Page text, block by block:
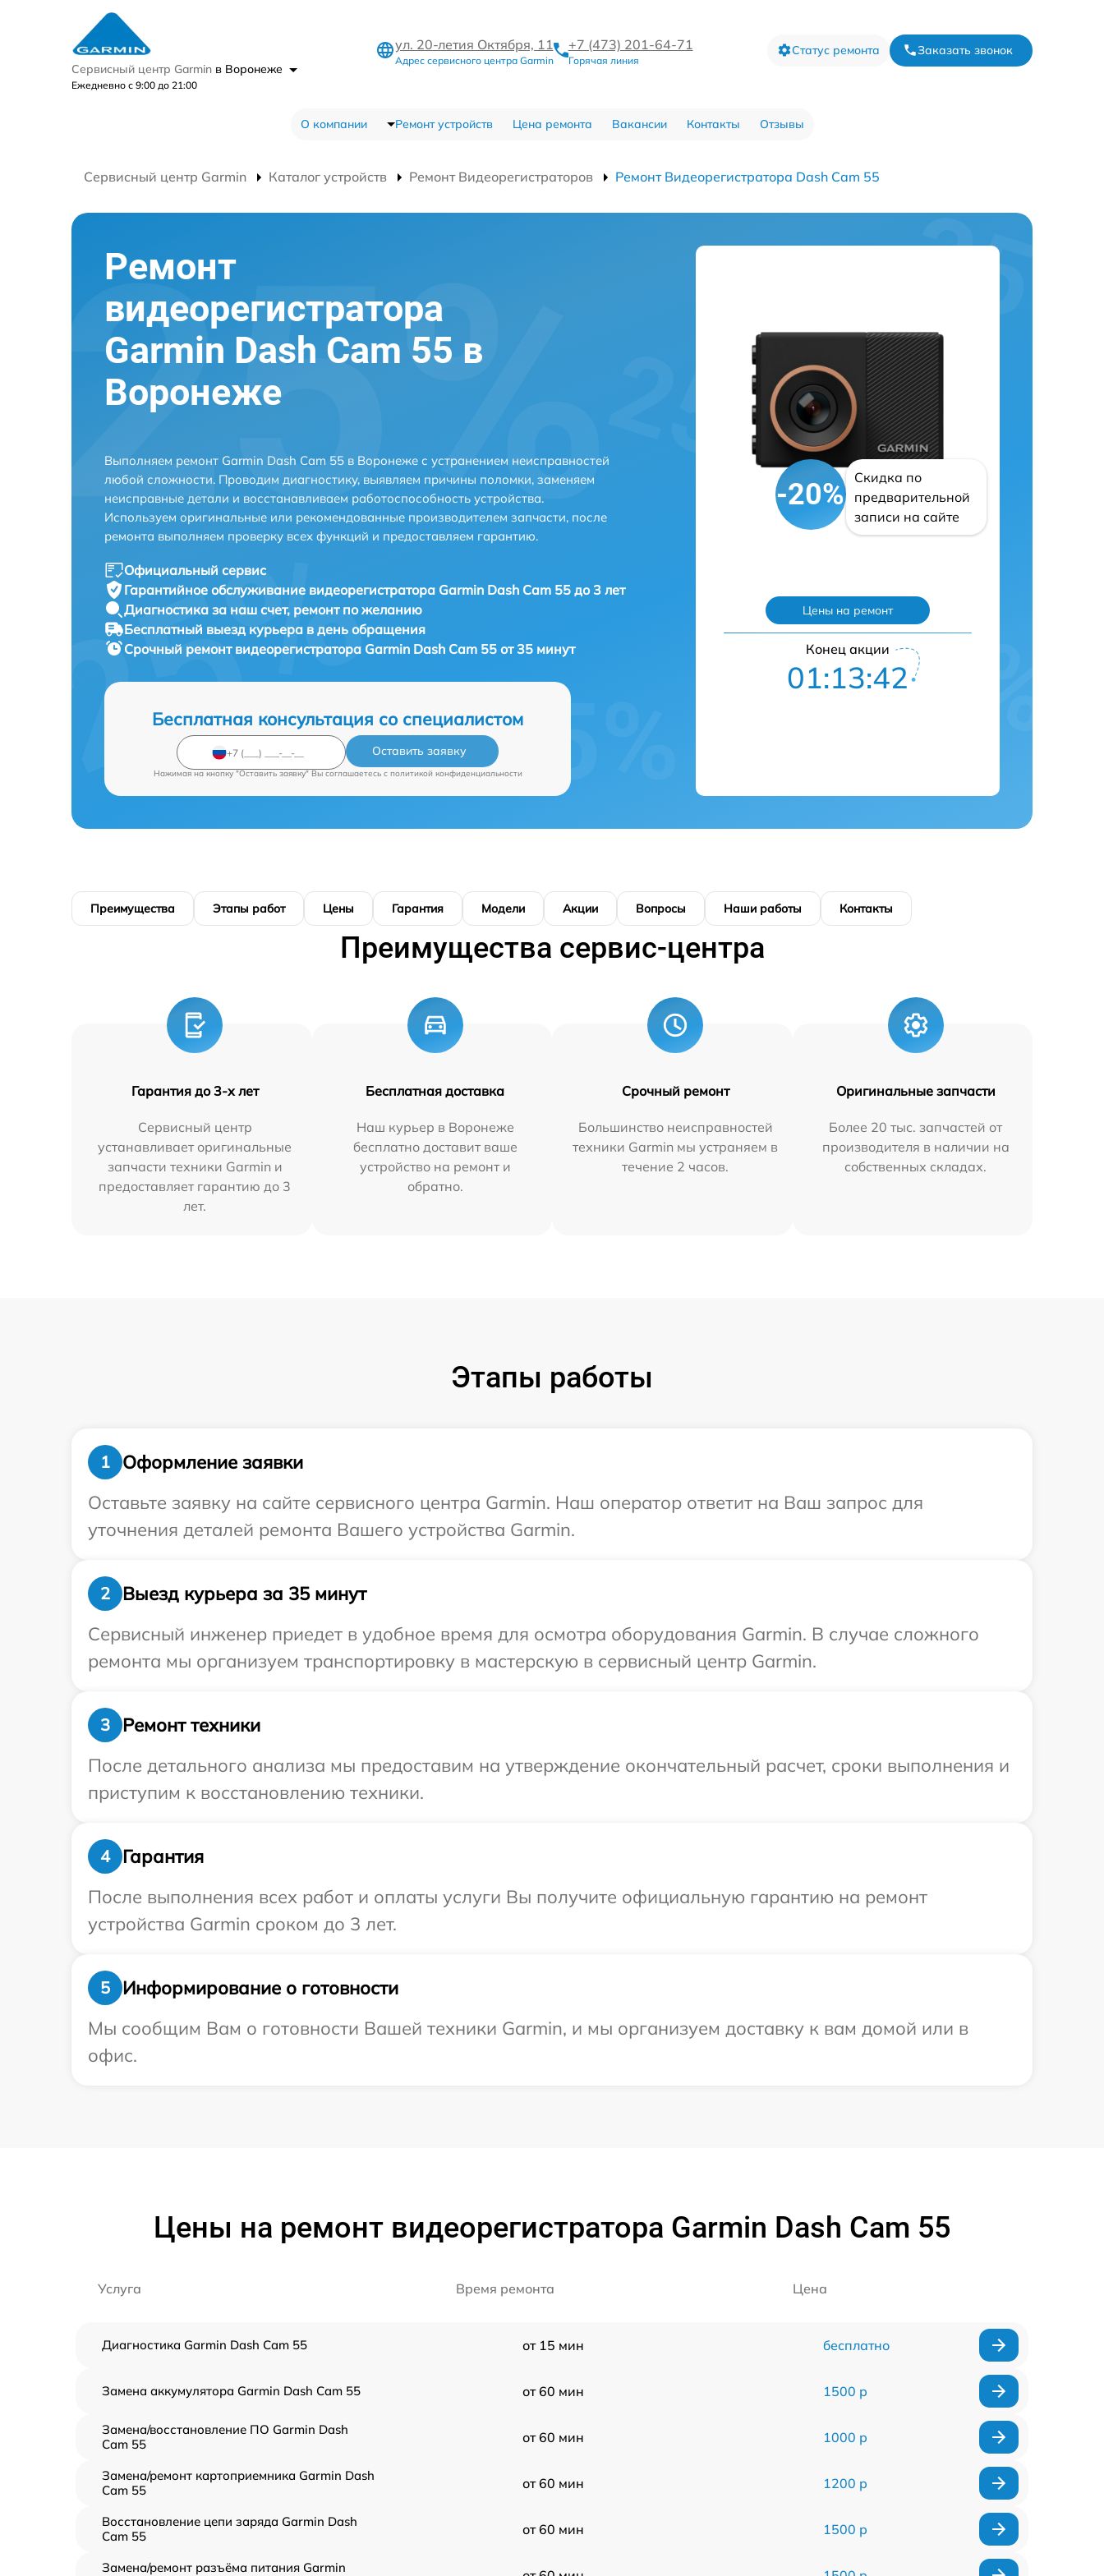
Сервисный центр Garmin в Воронеже
Ежедневно с 9:00 до 21:00
ул. 20-летия Октября, 11
Адрес сервисного центра Garmin
+7 (473) 201-64-71
Горячая линия
Статус ремонта Заказать звонок
О компании Ремонт устройств Цена ремонта Вакансии Контакты Отзывы
Сервисный центр Garmin Каталог устройств Ремонт Видеорегистраторов Ремонт Видеорегистратора Dash Cam 55
Ремонт
видеорегистратора
Garmin Dash Cam 55 в
Воронеже
Выполняем ремонт Garmin Dash Cam 55 в Воронеже с устранением неисправностей
любой сложности. Проводим диагностику, выявляем причины поломки, заменяем
неисправные детали и восстанавливаем работоспособность устройства.
Используем оригинальные или рекомендованные производителем запчасти, после
ремонта выполняем проверку всех функций и предоставляем гарантию.
Официальный сервис
Гарантийное обслуживание видеорегистратора Garmin Dash Cam 55 до 3 лет
Диагностика за наш счет, ремонт по желанию
Бесплатный выезд курьера в день обращения
Срочный ремонт видеорегистратора Garmin Dash Cam 55 от 35 минут
Бесплатная консультация со специалистом
Оставить заявку
Нажимая на кнопку "Оставить заявку" Вы соглашаетесь c политикой конфиденциальности
-20%
Скидка по
предварительной
записи на сайте
Цены на ремонт
Конец акции
01:13:42
Преимущества Этапы работ Цены Гарантия Модели Акции Вопросы Наши работы Контакты
Преимущества сервис-центра
Гарантия до 3-х лет
Сервисный центр
устанавливает оригинальные
запчасти техники Garmin и
предоставляет гарантию до 3
лет.
Бесплатная доставка
Наш курьер в Воронеже
бесплатно доставит ваше
устройство на ремонт и
обратно.
Срочный ремонт
Большинство неисправностей
техники Garmin мы устраняем в
течение 2 часов.
Оригинальные запчасти
Более 20 тыс. запчастей от
производителя в наличии на
собственных складах.
Этапы работы
1
Оформление заявки
Оставьте заявку на сайте сервисного центра Garmin. Наш оператор ответит на Ваш запрос для
уточнения деталей ремонта Вашего устройства Garmin.
2
Выезд курьера за 35 минут
Сервисный инженер приедет в удобное время для осмотра оборудования Garmin. В случае сложного
ремонта мы организуем транспортировку в мастерскую в сервисный центр Garmin.
3
Ремонт техники
После детального анализа мы предоставим на утверждение окончательный расчет, сроки выполнения и
приступим к восстановлению техники.
4
Гарантия
После выполнения всех работ и оплаты услуги Вы получите официальную гарантию на ремонт
устройства Garmin сроком до 3 лет.
5
Информирование о готовности
Мы сообщим Вам о готовности Вашей техники Garmin, и мы организуем доставку к вам домой или в
офис.
Цены на ремонт видеорегистратора Garmin Dash Cam 55
Услуга Время ремонта Цена
Диагностика Garmin Dash Cam 55 от 15 мин бесплатно
Замена аккумулятора Garmin Dash Cam 55 от 60 мин 1500 р
Замена/восстановление ПО Garmin Dash
Cam 55
от 60 мин 1000 р
Замена/ремонт картоприемника Garmin Dash
Cam 55
от 60 мин 1200 р
Восстановление цепи заряда Garmin Dash
Cam 55
от 60 мин 1500 р
Замена/ремонт разъёма питания Garmin